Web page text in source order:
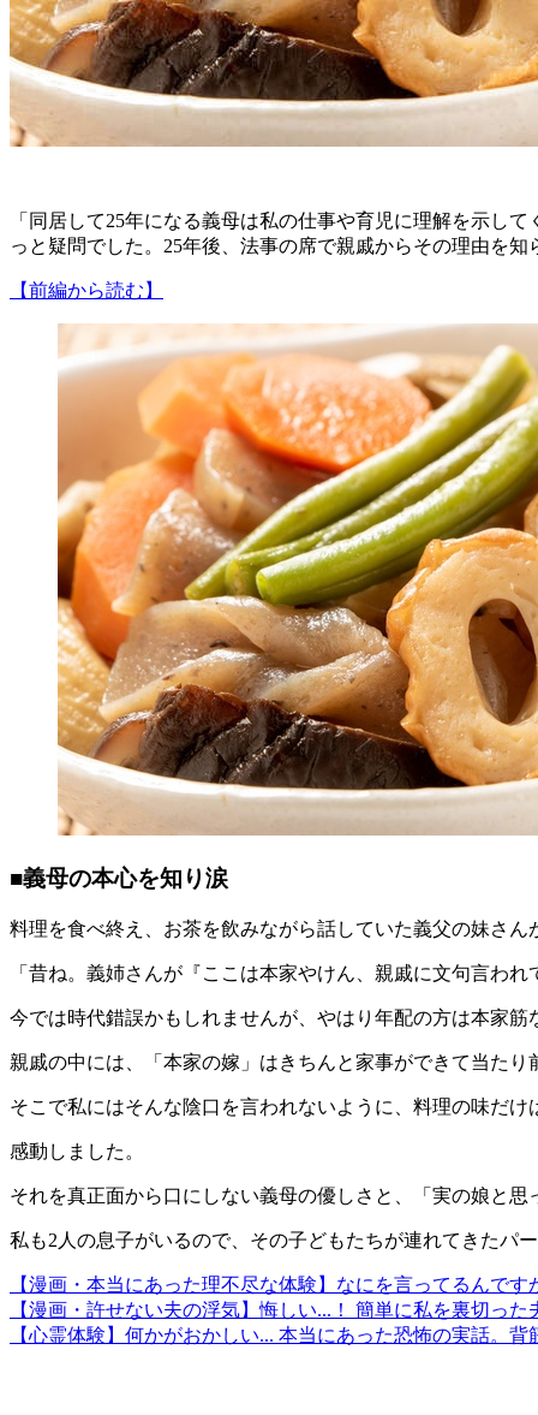
「同居して25年になる義母は私の仕事や育児に理解を示し
っと疑問でした。25年後、法事の席で親戚からその理由を
【前編から読む】
■義母の本心を知り涙
料理を食べ終え、お茶を飲みながら話していた義父の妹さ
「昔ね。義姉さんが『ここは本家やけん、親戚に文句言わ
今では時代錯誤かもしれませんが、やはり年配の方は本家筋
親戚の中には、「本家の嫁」はきちんと家事ができて当た
そこで私にはそんな陰口を言われないように、料理の味だ
感動しました。
それを真正面から口にしない義母の優しさと、「実の娘と
私も2人の息子がいるので、その子どもたちが連れてきたパ
【漫画・本当にあった理不尽な体験】なにを言ってるんで
【漫画・許せない夫の浮気】悔しい...！ 簡単に私を裏切っ
【心霊体験】何かがおかしい... 本当にあった恐怖の実話。